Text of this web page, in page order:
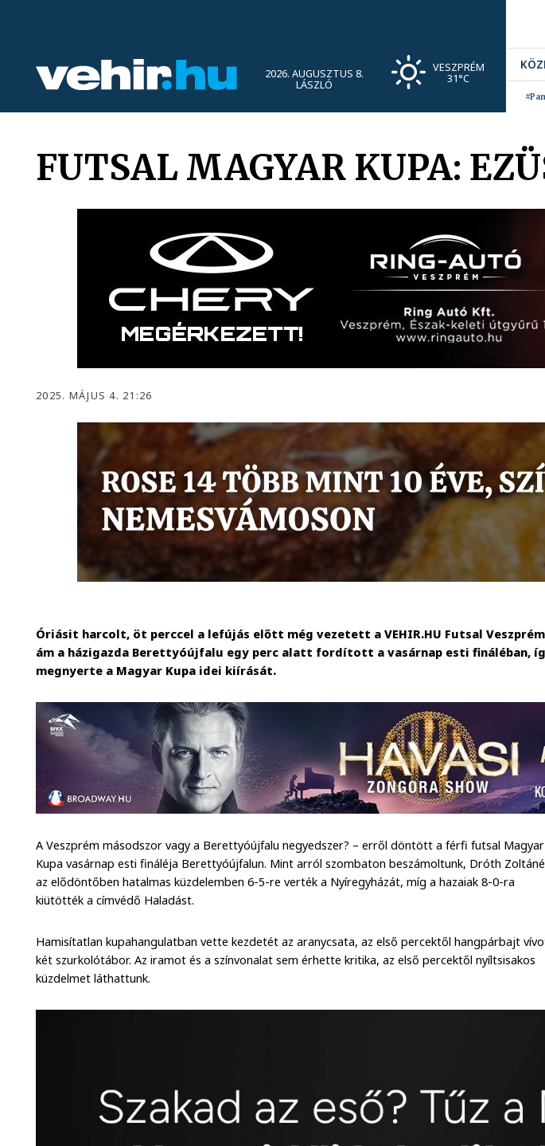
2026. AUGUSZTUS 8.
LÁSZLÓ
VESZPRÉM
31°C
FUTSAL MAGYAR KUPA:
2025. MÁJUS 4. 21:26
Óriásit harcolt, öt perccel a lefújás előtt még vezetett a VEHIR.HU Futsal
ám a házigazda Berettyóújfalu egy perc alatt fordított a vasárnap esti fináléban,
megnyerte a Magyar Kupa idei kiírását.
A Veszprém másodszor vagy a Berettyóújfalu negyedszer? – erről döntött a férfi futsal Magyar
Kupa vasárnap esti fináléja Berettyóújfalun. Mint arról szombaton beszámoltunk, Dróth
az elődöntőben hatalmas küzdelemben 6-5-re verték a Nyíregyházát, míg a hazaiak 8-0-ra
kiütötték a címvédő Haladást.
Hamisítatlan kupahangulatban vette kezdetét az aranycsata, az első percektől hangpárbajt
két szurkolótábor. Az iramot és a színvonalat sem érhette kritika, az első percektől nyíltsisakos
küzdelmet láthattunk.